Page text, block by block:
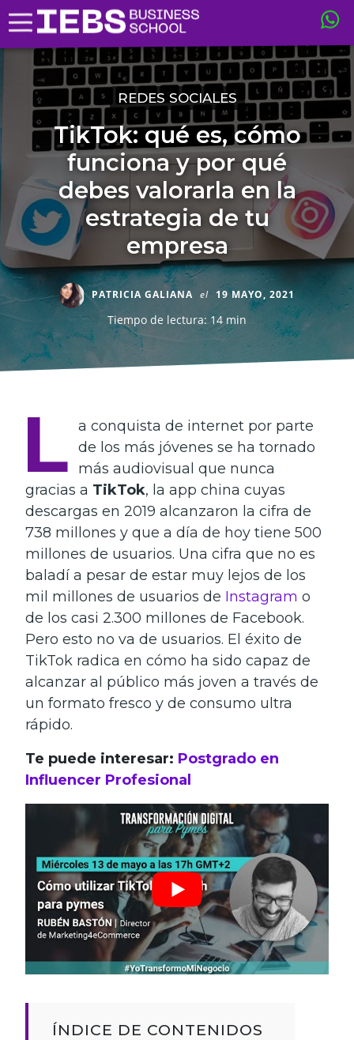
REDES SOCIALES
TikTok: qué es, cómo
funciona y por qué
debes valorarla en la
estrategia de tu
empresa
PATRICIA GALIANA el 19 MAYO, 2021
Tiempo de lectura: 14 min
L a conquista de internet por parte
de los más jóvenes se ha tornado
más audiovisual que nunca
gracias a TikTok, la app china cuyas
descargas en 2019 alcanzaron la cifra de
738 millones y que a día de hoy tiene 500
millones de usuarios. Una cifra que no es
baladí a pesar de estar muy lejos de los
mil millones de usuarios de Instagram o
de los casi 2.300 millones de Facebook.
Pero esto no va de usuarios. El éxito de
TikTok radica en cómo ha sido capaz de
alcanzar al público más joven a través de
un formato fresco y de consumo ultra
rápido.
Te puede interesar: Postgrado en
Influencer Profesional
ÍNDICE DE CONTENIDOS